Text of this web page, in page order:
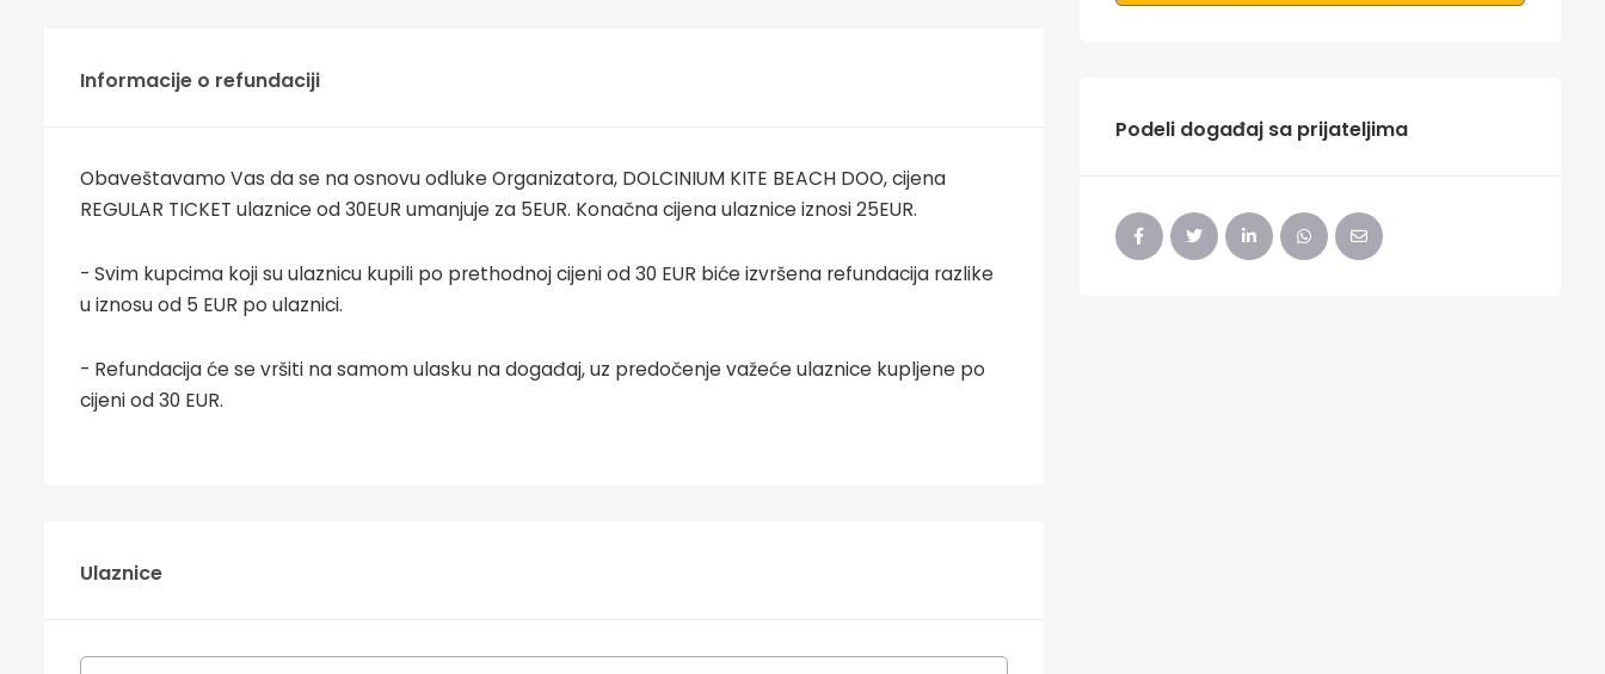
Informacije o refundaciji
Obaveštavamo Vas da se na osnovu odluke Organizatora, DOLCINIUM KITE BEACH DOO, cijena
REGULAR TICKET ulaznice od 30EUR umanjuje za 5EUR. Konačna cijena ulaznice iznosi 25EUR.
- Svim kupcima koji su ulaznicu kupili po prethodnoj cijeni od 30 EUR biće izvršena refundacija razlike
u iznosu od 5 EUR po ulaznici.
- Refundacija će se vršiti na samom ulasku na događaj, uz predočenje važeće ulaznice kupljene po
cijeni od 30 EUR.
Ulaznice
Podeli događaj sa prijateljima